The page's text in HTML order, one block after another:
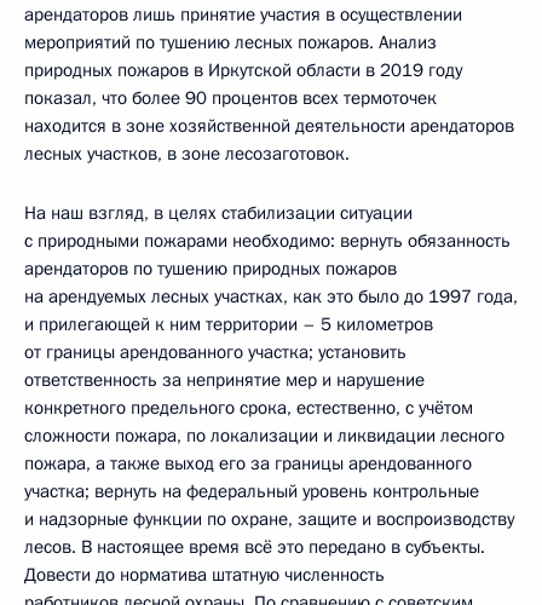
арендаторов лишь принятие участия в осуществлении
мероприятий по тушению лесных пожаров. Анализ
природных пожаров в Иркутской области в 2019 году
показал, что более 90 процентов всех термоточек
находится в зоне хозяйственной деятельности арендаторов
лесных участков, в зоне лесозаготовок.
На наш взгляд, в целях стабилизации ситуации
с природными пожарами необходимо: вернуть обязанность
арендаторов по тушению природных пожаров
на арендуемых лесных участках, как это было до 1997 года,
и прилегающей к ним территории – 5 километров
от границы арендованного участка; установить
ответственность за непринятие мер и нарушение
конкретного предельного срока, естественно, с учётом
сложности пожара, по локализации и ликвидации лесного
пожара, а также выход его за границы арендованного
участка; вернуть на федеральный уровень контрольные
и надзорные функции по охране, защите и воспроизводству
лесов. В настоящее время всё это передано в субъекты.
Довести до норматива штатную численность